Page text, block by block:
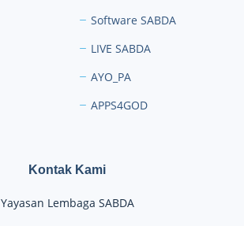
Software SABDA
LIVE SABDA
AYO_PA
APPS4GOD
Kontak Kami
Yayasan Lembaga SABDA